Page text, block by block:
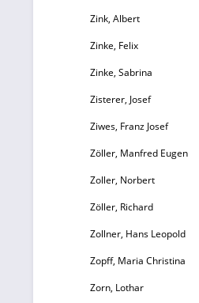
Zink, Albert
Zinke, Felix
Zinke, Sabrina
Zisterer, Josef
Ziwes, Franz Josef
Zöller, Manfred Eugen
Zoller, Norbert
Zöller, Richard
Zollner, Hans Leopold
Zopff, Maria Christina
Zorn, Lothar